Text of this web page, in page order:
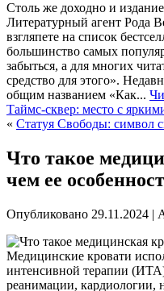
Столь же доходно и
Литературный агент Рода
взгляпете на список
большинство самых
забыться, а для многих
средство для этого».
общим названием «Как...
Таймс-сквер: место с
« Статуя Свободы: символ
Что такое
чем ее
Опубликовано 29.11.2024 |
Медицинские кровати
интенсивной терапии
реанимации, кардиологии,